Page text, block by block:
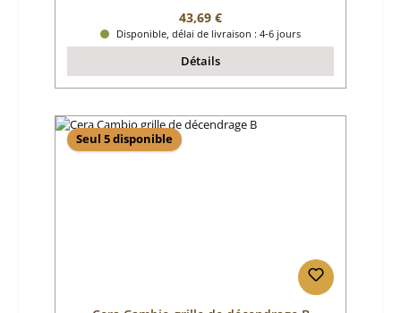
Prix régulier :
43,69 €
Disponible, délai de livraison : 4-6 jours
Détails
Seul 5 disponible